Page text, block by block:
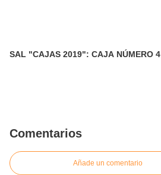
SAL "CAJAS 2019": CAJA NÚMERO 4
Comentarios
Añade un comentario